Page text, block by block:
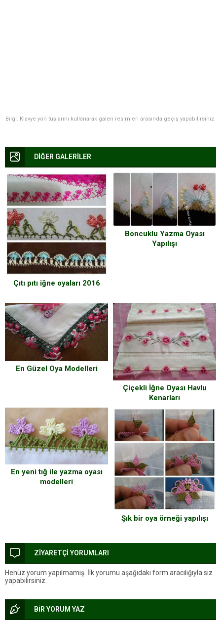
Bilgi: Klavye yön tuşlarını kullanarak galeri resimleri arasında geçiş yapabilirsiniz.
DİĞER GALERİLER
Çıtı pıtı iğne oyaları 2016
Boncuklu Yazma Oyası
Yapılışı
En Güzel Oya Modelleri
Çiçekli İğne Oyası Havlu
Kenarları
En yeni tığ ile yazma oyası
modelleri
Şık bir oya örneği yapılışı
ZİYARETÇİ YORUMLARI
Henüz yorum yapılmamış. İlk yorumu aşağıdaki form aracılığıyla siz
yapabilirsiniz.
BİR YORUM YAZ